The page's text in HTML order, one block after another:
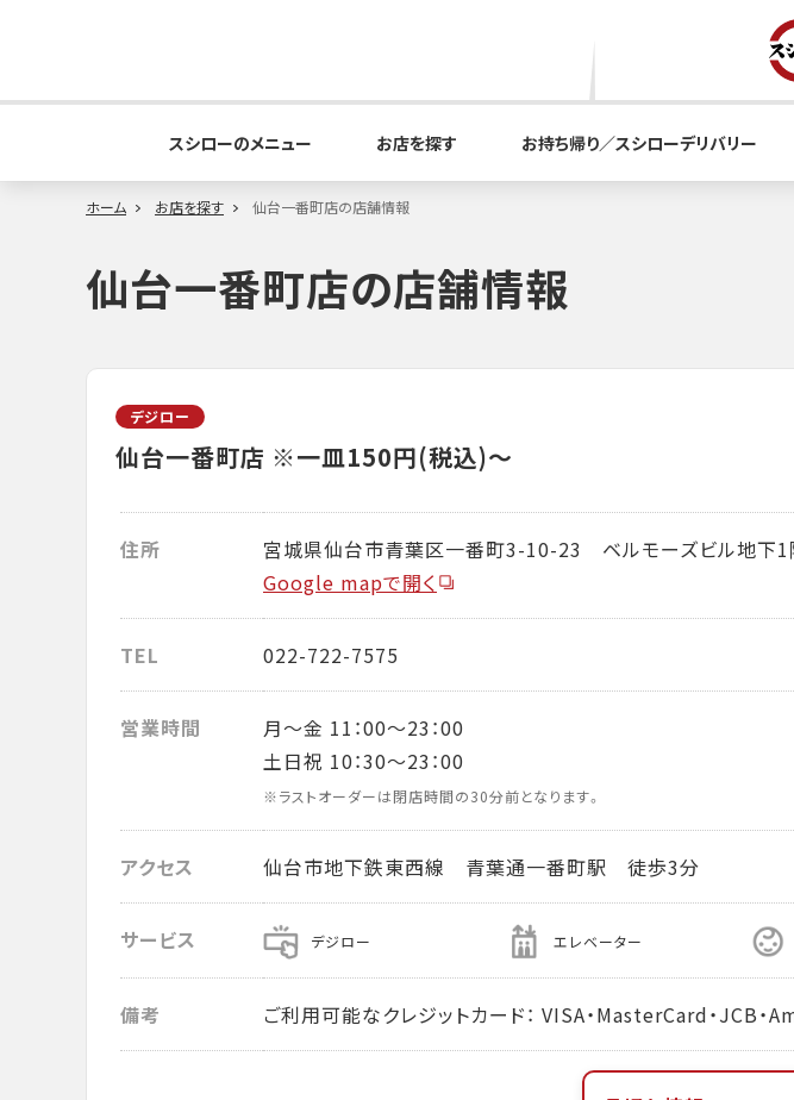
スシローのメニュー お店を探す お持ち帰り／スシローデリバリー
ホーム お店を探す 仙台一番町店の店舗情報
仙台一番町店の店舗情報
デジロー
仙台一番町店 ※一皿150円(税込)～
住所
宮城県仙台市青葉区一番町3-10-23 ベルモーズビル地下1
Google mapで開く
TEL 022-722-7575
営業時間
月～金 11：00～23：00
土日祝 10：30～23：00
※ラストオーダーは閉店時間の30分前となります。
アクセス 仙台市地下鉄東西線 青葉通一番町駅 徒歩3分
サービス デジロー エレベーター
備考 ご利用可能なクレジットカード： VISA・MasterCard・JCB